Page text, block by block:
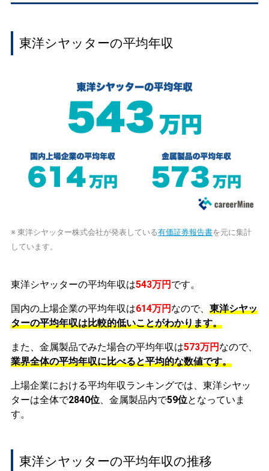
東洋シヤッターの平均年収
※ 東洋シヤッター株式会社が発表している有価証券報告書を元に集計
しています。
東洋シヤッターの平均年収は543万円 です。
国内の上場企業の平均年収は614万円 なので、 東洋シヤッ
ターの平均年収は比較的低いことがわかります。
また、金属製品でみた場合の平均年収は573万円 なので、
業界全体の平均年収に比べると平均的な数値です。
上場企業における平均年収ランキングでは、東洋シヤッ
ターは全体で2840位、金属製品内で59位となっていま
す。
東洋シヤッターの平均年収の推移